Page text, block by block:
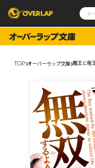
コミックガルド
コミッククリエ
コミックエッセイ
ポケットモンスター
アニメ
ゲーム
企業
会社概要
採用情報
アクセス
オーバーラップホ
TOP オーバーラップ文庫 魔王と竜